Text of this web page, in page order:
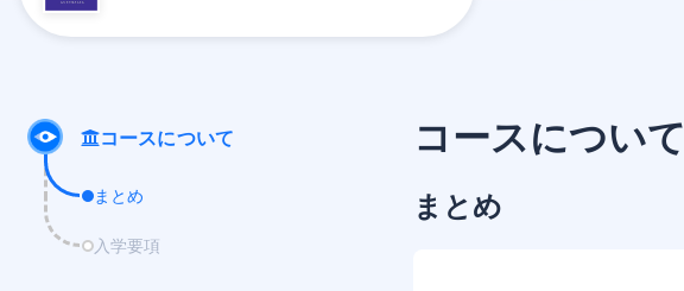
コースについて
まとめ
入学要項
コースについて
まとめ